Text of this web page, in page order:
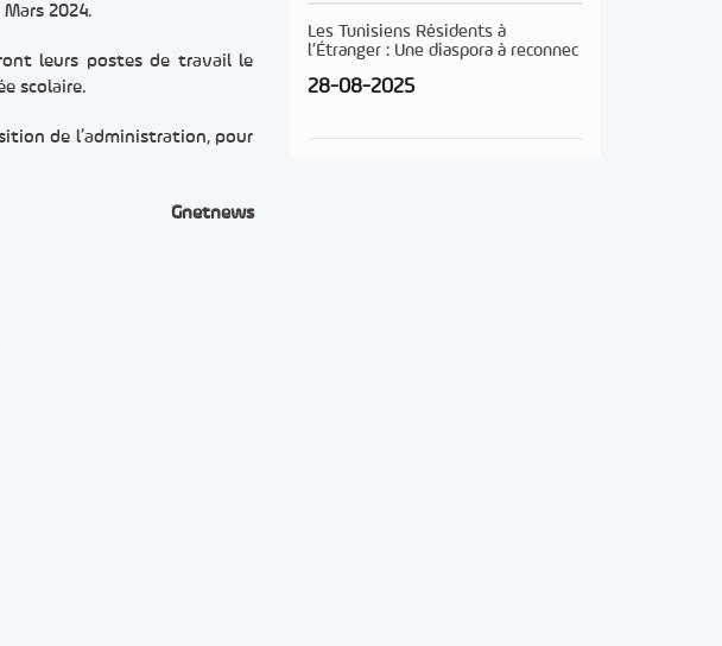
2024.
leurs postes de travail le
scolaire.
de l’administration, pour
Gnetnews
Les Tunisiens Résidents à
l’Étranger : Une diaspora à reconnec
28-08-2025